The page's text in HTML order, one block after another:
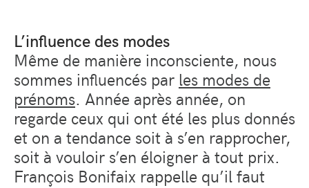
L’influence des modes
Même de manière inconsciente, nous
sommes influencés par les modes de
prénoms. Année après année, on
regarde ceux qui ont été les plus donnés
et on a tendance soit à s’en rapprocher,
soit à vouloir s’en éloigner à tout prix.
François Bonifaix rappelle qu’il faut